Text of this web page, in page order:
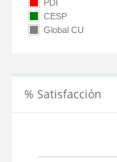
PDI
CESP
Global CU
% Satisfacción